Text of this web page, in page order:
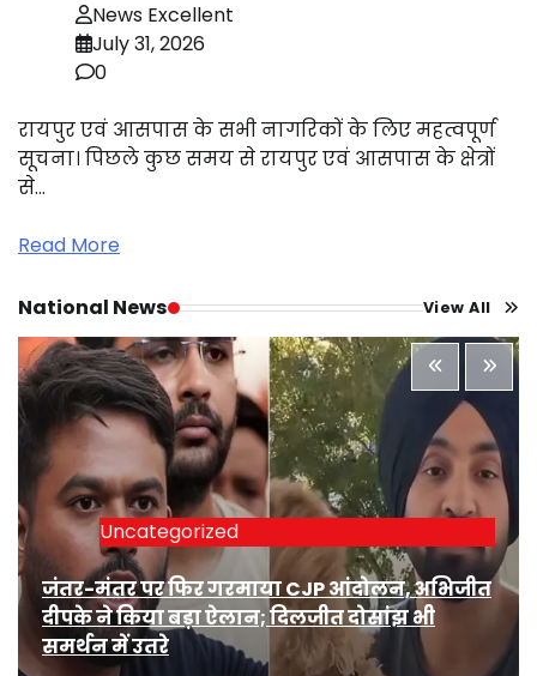
News Excellent
July 31, 2026
0
रायपुर एवं आसपास के सभी नागरिकों के लिए महत्वपूर्ण
सूचना। पिछले कुछ समय से रायपुर एवं आसपास के क्षेत्रों
से…
Read More
National News View All
Uncategorized
जंतर-मंतर पर फिर गरमाया CJP आंदोलन, अभिजीत
दीपके ने किया बड़ा ऐलान; दिलजीत दोसांझ भी
समर्थन में उतरे